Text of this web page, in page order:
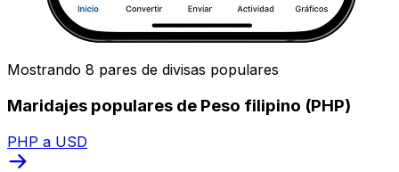
Mostrando 8 pares de divisas populares
Maridajes populares de Peso filipino (PHP)
PHP a USD